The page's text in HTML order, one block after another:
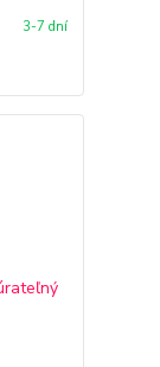
3-7 dní